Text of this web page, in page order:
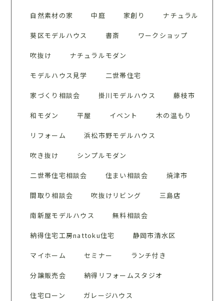
自然素材の家 中庭 家創り ナチュラル
葵区モデルハウス 書斎 ワークショップ
吹抜け ナチュラルモダン
モデルハウス見学 二世帯住宅
家づくり相談会 掛川モデルハウス 藤枝市
和モダン 平屋 イベント 木の温もり
リフォーム 浜松市野モデルハウス
吹き抜け シンプルモダン
二世帯住宅相談会 住まい相談会 焼津市
間取り相談会 吹抜けリビング 三島店
南新屋モデルハウス 無料相談会
納得住宅工房nattoku住宅 静岡市清水区
マイホーム セミナー ランチ付き
分譲販売会 納得リフォームスタジオ
住宅ローン ガレージハウス